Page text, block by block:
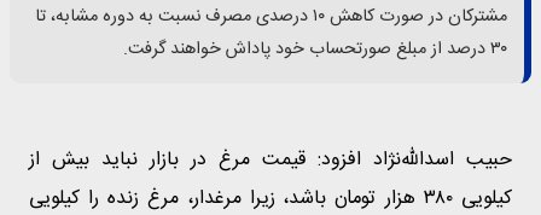
مشترکان در صورت کاهش ۱۰ درصدی مصرف نسبت به دوره مشابه، تا
۳۰ درصد از مبلغ صورتحساب خود پاداش خواهند گرفت.
حبیب اسدالله‌نژاد افزود: قیمت مرغ در بازار نباید بیش از
کیلویی ۳۸۰ هزار تومان باشد، زیرا مرغدار، مرغ زنده را کیلویی